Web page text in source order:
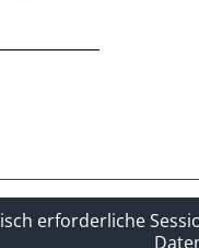
erforderliche